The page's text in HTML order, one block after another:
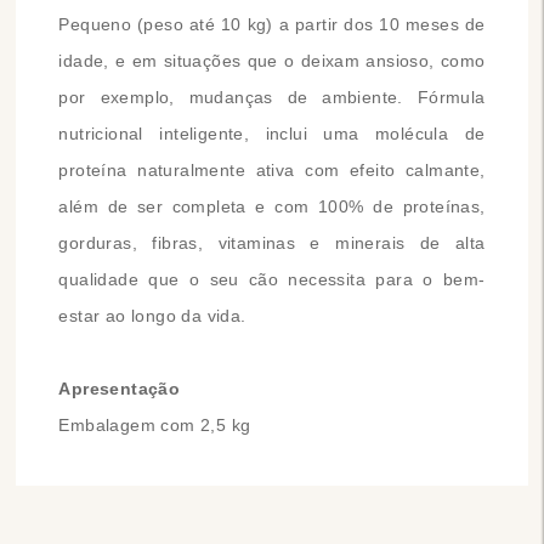
Pequeno (peso até 10 kg) a partir dos 10 meses de
idade, e em situações que o deixam ansioso, como
por exemplo, mudanças de ambiente.
Fórmula
nutricional inteligente, inclui uma molécula de
proteína naturalmente ativa com efeito calmante,
além de ser completa e com 100% de proteínas,
gorduras, fibras, vitaminas e minerais de alta
qualidade que o seu cão necessita para o bem-
estar ao longo da vida.
Apresentação
Embalagem com 2,5 kg